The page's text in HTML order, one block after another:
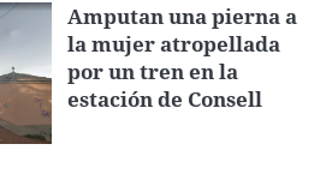
Amputan una pierna a
la mujer atropellada
por un tren en la
estación de Consell